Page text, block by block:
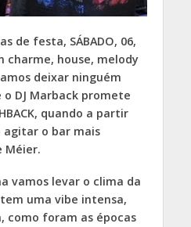
de festa, SÁBADO, 06,
charme, house, melody
deixar ninguém
o DJ Marback promete
quando a partir
agitar o bar mais
Méier.
vamos levar o clima da
uma vibe intensa,
como foram as épocas